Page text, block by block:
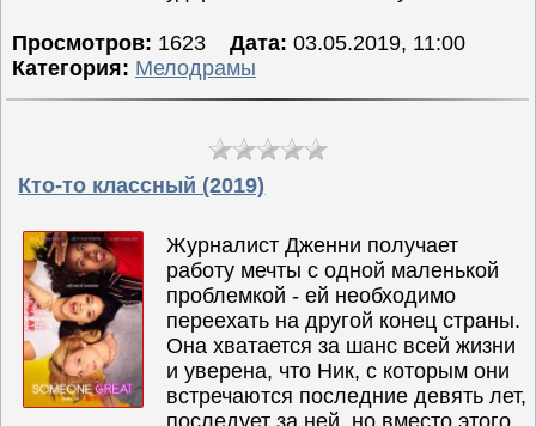
Просмотров: 1623 Дата: 03.05.2019, 11:00
Категория: Мелодрамы
Кто-то классный (2019)
Журналист Дженни получает
работу мечты с одной маленькой
проблемкой - ей необходимо
переехать на другой конец страны.
Она хватается за шанс всей жизни
и уверена, что Ник, с которым они
встречаются последние девять лет,